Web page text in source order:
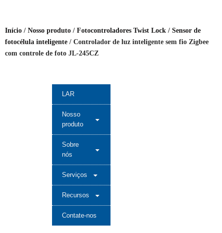
LAR
Nosso
produto
Sobre
nós
Serviços
Recursos
Contate-nos
Início / Nosso produto / Fotocontroladores Twist Lock / Sensor de
fotocélula inteligente / Controlador de luz inteligente sem fio Zigbee
com controle de foto JL-245CZ